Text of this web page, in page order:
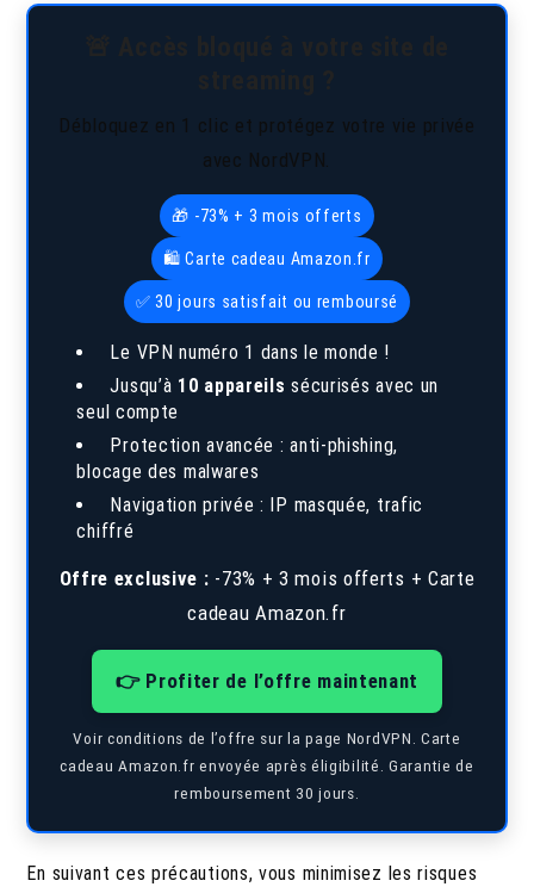
Débloquez en 1 clic et protégez votre vie privée
avec NordVPN.
🎁 -73% + 3 mois offerts
🛍️ Carte cadeau Amazon.fr
✅ 30 jours satisfait ou remboursé
Le VPN numéro 1 dans le monde !
Jusqu’à 10 appareils sécurisés avec un
seul compte
Protection avancée : anti-phishing,
blocage des malwares
Navigation privée : IP masquée, trafic
chiffré
Offre exclusive : -73% + 3 mois offerts + Carte
cadeau Amazon.fr
👉 Profiter de l’offre maintenant
Voir conditions de l’offre sur la page NordVPN. Carte
cadeau Amazon.fr envoyée après éligibilité. Garantie de
remboursement 30 jours.
En suivant ces précautions, vous minimisez les risques